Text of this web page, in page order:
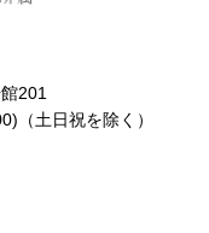
201
（土日祝を除く）